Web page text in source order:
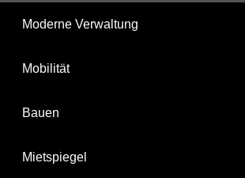
Moderne Verwaltung
Mobilität
Bauen
Mietspiegel